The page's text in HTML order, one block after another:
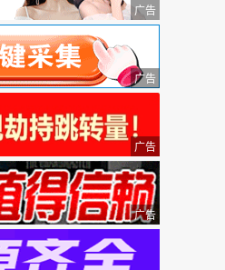
广告
广告
广告
广告